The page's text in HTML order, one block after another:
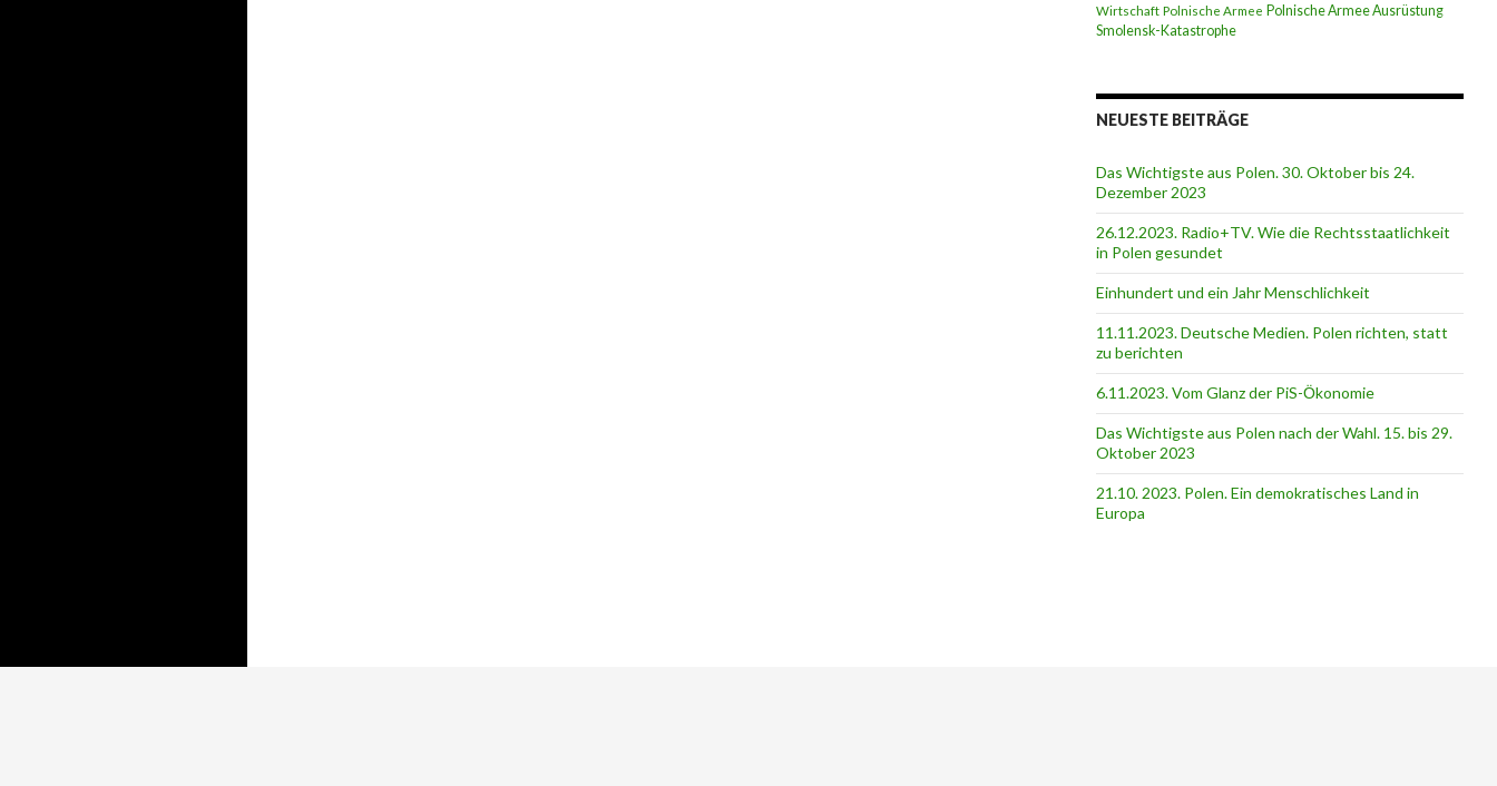
Wirtschaft Polnische Armee Polnische Armee Ausrüstung
Smolensk-Katastrophe
NEUESTE BEITRÄGE
Das Wichtigste aus Polen. 30. Oktober bis 24.
Dezember 2023
26.12.2023. Radio+TV. Wie die Rechtsstaatlichkeit
in Polen gesundet
Einhundert und ein Jahr Menschlichkeit
11.11.2023. Deutsche Medien. Polen richten, statt
zu berichten
6.11.2023. Vom Glanz der PiS-Ӧkonomie
Das Wichtigste aus Polen nach der Wahl. 15. bis 29.
Oktober 2023
21.10. 2023. Polen. Ein demokratisches Land in
Europa